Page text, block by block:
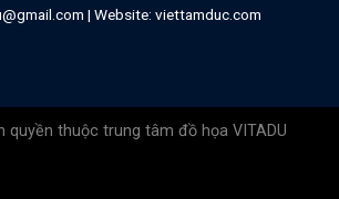
| Website: viettamduc.com
quyền thuộc trung tâm đồ họa VITADU